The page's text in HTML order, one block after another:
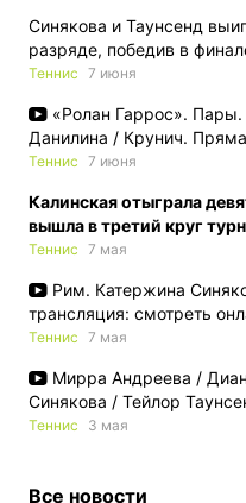
Синякова и Таунсенд
разряде, победив в
Теннис 7 июня
«Ролан Гаррос».
Данилина / Крунич.
Теннис 7 июня
Калинская отыграла
вышла в третий круг
Теннис 7 мая
Рим. Катержина
трансляция: смотреть
Теннис 7 мая
Мирра Андреева /
Синякова / Тейлор
Теннис 3 мая
Все новости